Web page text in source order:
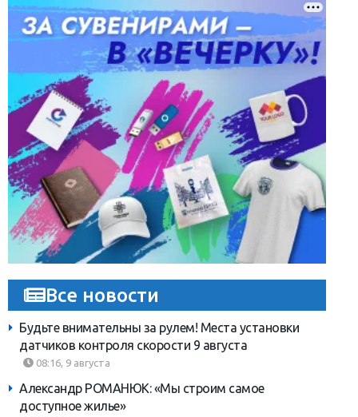
Все новости
Будьте внимательны за рулем! Места установки
датчиков контроля скорости 9 августа
08:16, 9 августа
Александр РОМАНЮК: «Мы строим самое
доступное жилье»